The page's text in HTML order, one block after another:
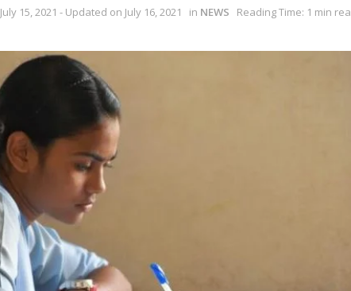
July 15, 2021 - Updated on July 16, 2021 in NEWS Reading Time: 1 min